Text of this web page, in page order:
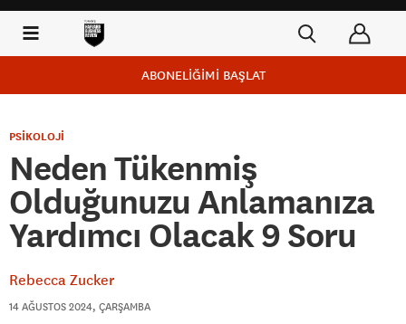
ABONELİĞİMİ BAŞLAT
PSİKOLOJİ
Neden Tükenmiş
Olduğunuzu Anlamanıza
Yardımcı Olacak 9 Soru
Rebecca Zucker
14 AĞUSTOS 2024, ÇARŞAMBA